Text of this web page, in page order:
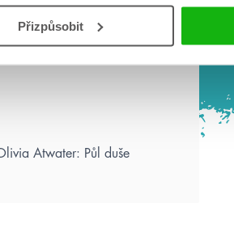
Přizpůsobitpodivnost
svého jednání?“
Atwater: Půl duše